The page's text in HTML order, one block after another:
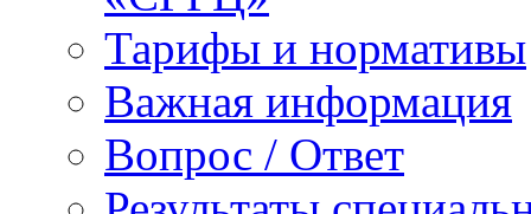
Тарифы и нормативы
Важная информация
Вопрос / Ответ